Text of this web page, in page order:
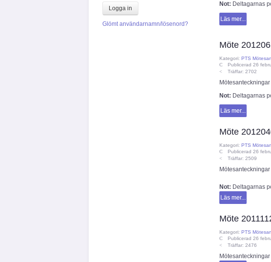
Logga in
Glömt användarnamn/lösenord?
Not: Deltagarnas
Läs mer...
Möte
Kategori: PTS
Publicerad 26
Träffar: 2702
Not: Deltagarnas
Läs mer...
Möte
Kategori: PTS
Publicerad 26
Träffar: 2509
Not: Deltagarnas
Läs mer...
Möte
Kategori: PTS
Publicerad 26
Träffar: 2476